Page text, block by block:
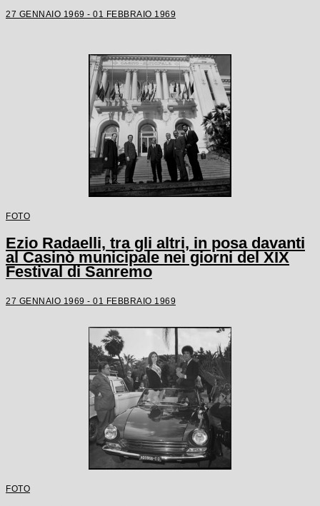
27 GENNAIO 1969 - 01 FEBBRAIO 1969
FOTO
Ezio Radaelli, tra gli altri, in posa davanti
al Casinò municipale nei giorni del XIX
Festival di Sanremo
27 GENNAIO 1969 - 01 FEBBRAIO 1969
FOTO